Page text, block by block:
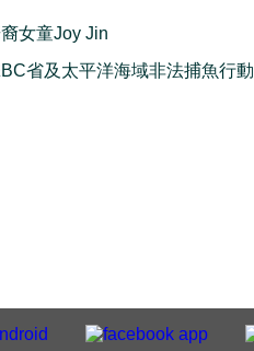
女童Joy Jin
省及太平洋海域非法捕魚行動